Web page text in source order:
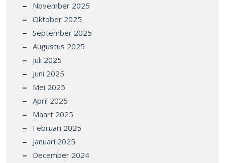
November 2025
Oktober 2025
September 2025
Augustus 2025
Juli 2025
Juni 2025
Mei 2025
April 2025
Maart 2025
Februari 2025
Januari 2025
December 2024